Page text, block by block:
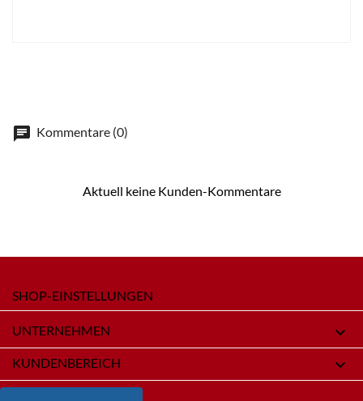
Kommentare (0)
Aktuell keine Kunden-Kommentare
SHOP-EINSTELLUNGEN
UNTERNEHMEN 
KUNDENBEREICH 